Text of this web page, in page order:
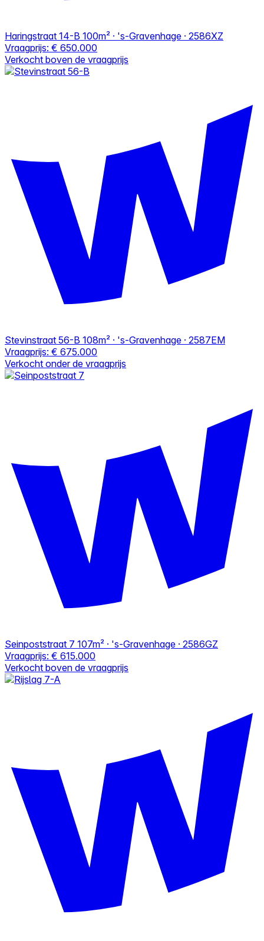
Haringstraat 14-B 100m² · 's-Gravenhage · 2586XZ
Vraagprijs: € 650.000
Verkocht boven de vraagprijs
Stevinstraat 56-B 108m² · 's-Gravenhage · 2587EM
Vraagprijs: € 675.000
Verkocht onder de vraagprijs
Seinpoststraat 7 107m² · 's-Gravenhage · 2586GZ
Vraagprijs: € 615.000
Verkocht boven de vraagprijs